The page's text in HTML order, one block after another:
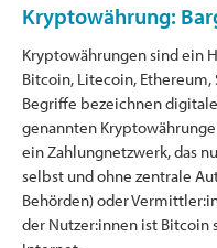
Kryptowährung:
Kryptowährungen sind ein
Bitcoin, Litecoin,
Begriffe bezeichnen
genannten
ein Zahlungnetzwerk, das
selbst und ohne zentrale
Behörden) oder
der Nutzer:innen ist Bitcoin